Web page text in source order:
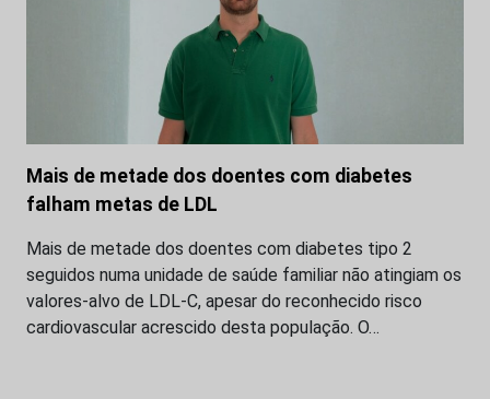
Mais de metade dos doentes com diabetes
falham metas de LDL
Mais de metade dos doentes com diabetes tipo 2
seguidos numa unidade de saúde familiar não atingiam os
valores-alvo de LDL-C, apesar do reconhecido risco
cardiovascular acrescido desta população. O…